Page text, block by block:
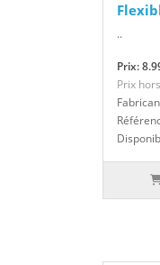
..
Prix:
Prix